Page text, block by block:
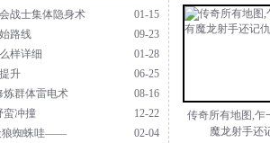
01-15
战士集体隐身术
09-23
路线
01-28
样详细
06-25
升
08-16
炼群体雷电术
12-22
蛮冲撞
02-04
狼蜘蛛哇——
传奇所有地图,乍
魔龙射手还